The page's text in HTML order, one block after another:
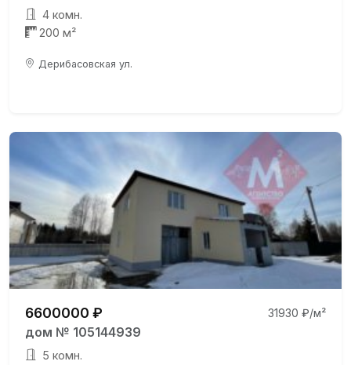
4 комн.
200 м²
Дерибасовская ул.
6600000 ₽ 31930 ₽/м²
дом № 105144939
5 комн.